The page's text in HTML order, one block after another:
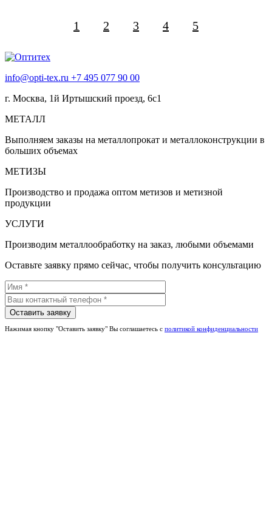
1 2 3 4 5
info@opti-tex.ru +7 495 077 90 00
г. Москва, 1й Иртышский проезд, 6с1
МЕТАЛЛ
Выполняем заказы на металлопрокат и металлоконструкции в
больших объемах
МЕТИЗЫ
Производство и продажа оптом метизов и метизной
продукции
УСЛУГИ
Производим металлообработку на заказ, любыми объемами
Оставьте заявку прямо сейчас, чтобы получить консультацию
Нажимая кнопку "Оставить заявку" Вы соглашаетесь с политикой конфиденциальности